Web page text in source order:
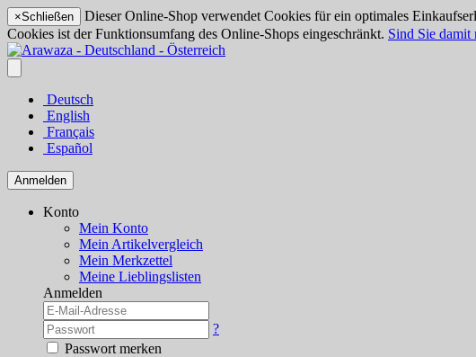
×Schließen
Dieser Online-Shop verwendet Cookies für ein optimales
Cookies ist der Funktionsumfang des Online-Shops eingeschränkt. Sind Sie damit
Deutsch
English
Français
Español
Anmelden
Konto
Mein Konto
Mein Artikelvergleich
Mein Merkzettel
Meine Lieblingslisten
Anmelden
?
Passwort merken